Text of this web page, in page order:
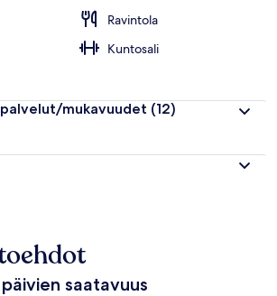
Ravintola
Kuntosali
mukavuudet (12)
saatavuus